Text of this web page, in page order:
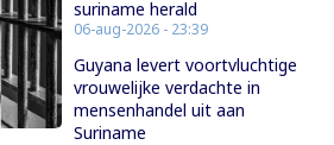
suriname herald
06-aug-2026 - 23:39
Guyana levert voortvluchtige
vrouwelijke verdachte in
mensenhandel uit aan
Suriname